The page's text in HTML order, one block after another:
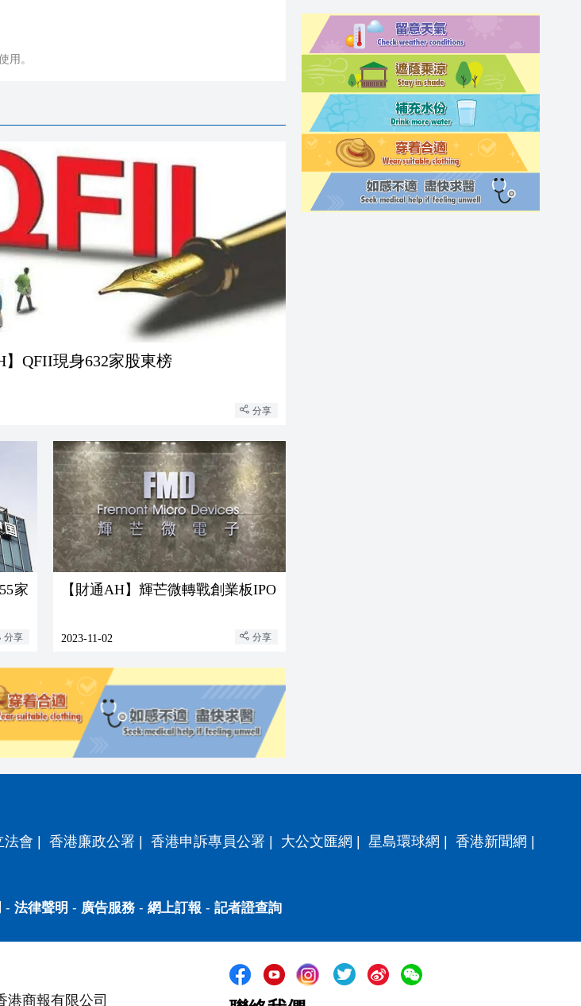
用。
】QFII現身632家股東榜
分享
家
分享
【財通AH】輝芒微轉戰創業板IPO
2023-11-02 分享
法會 香港廉政公署 香港申訴專員公署 大公文匯網 星島環球網 香港新聞網
- 法律聲明 - 廣告服務- 網上訂報 - 記者證查詢
港商報有限公司